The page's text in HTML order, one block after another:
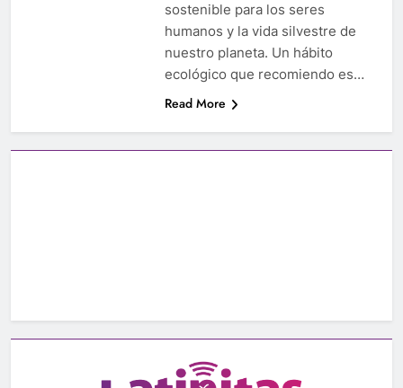
sostenible para los seres
humanos y la vida silvestre de
nuestro planeta. Un hábito
ecológico que recomiendo es…
Read More